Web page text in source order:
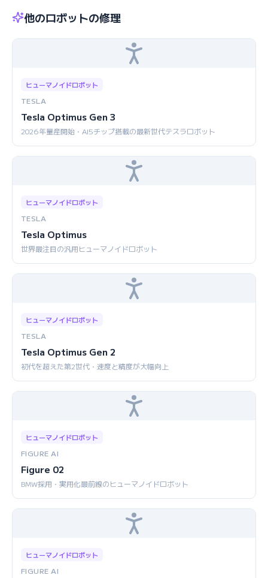
他のロボットの修理
ヒューマノイドロボット
TESLA
Tesla Optimus Gen 3
2026年量産開始・AI5チップ搭載の最新世代テスラロボット
ヒューマノイドロボット
TESLA
Tesla Optimus
世界最注目の汎用ヒューマノイドロボット
ヒューマノイドロボット
TESLA
Tesla Optimus Gen 2
初代を超えた第2世代・速度と精度が大幅向上
ヒューマノイドロボット
FIGURE AI
Figure 02
BMW採用・実用化最前線のヒューマノイドロボット
ヒューマノイドロボット
FIGURE AI